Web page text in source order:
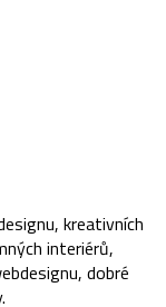
kreativních
interiérů,
dobré